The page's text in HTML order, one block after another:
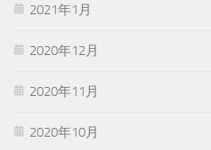
2021年1月
2020年12月
2020年11月
2020年10月